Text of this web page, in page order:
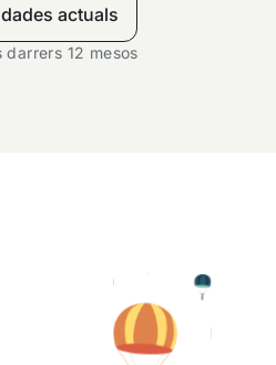
actuals
darrers 12 mesos